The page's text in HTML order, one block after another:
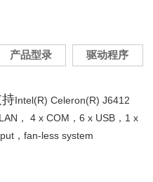
产品型录 驱动程序
Intel(R) Celeron(R) J6412
， 4 x COM，6 x USB，1 x
，fan-less system